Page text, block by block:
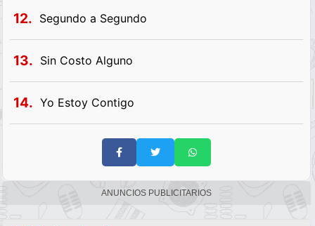
12. Segundo a Segundo
13. Sin Costo Alguno
14. Yo Estoy Contigo
ANUNCIOS PUBLICITARIOS